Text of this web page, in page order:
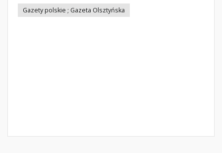
Gazety polskie ; Gazeta Olsztyńska